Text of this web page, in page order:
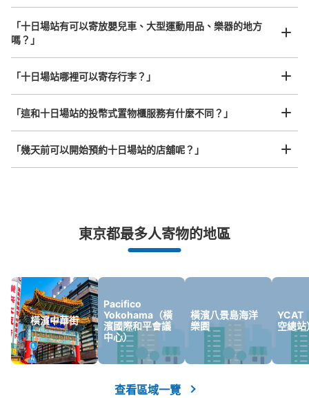
可保管的行李數
大的
1/ ¥700 中等的 :1 ¥500 : /
¥400
付款方式
現金
查看此投幣式儲物櫃的位置
放下行李，愉快度過一整天！
任何尺寸的行李都OK
樂器、嬰兒車、腳踏車等，只要是1個人能搬運的行李尺寸就OK
發生行李破損、被偷等狀況時安心有保障
「十日場站有可以寄放嬰兒車、大型運動用品、樂器的地方
嗎？」
「十日場站哪裡可以寄存行李？」
「這和十日場站的投幣式置物櫃服務有什麼不同？」
「幾天前可以開始預約十日場站的店舖呢？」
東京都最多人寄物的地區
橫濱中華街
Pacifico
Yokohama（橫
濱國際和平會議
中心）
橫濱八景島海洋
樂園
YCAT
空總站
查看區域一覽